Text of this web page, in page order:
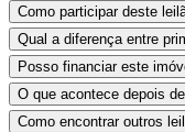
Como participar deste
Qual a diferença entre
Posso financiar este
O que acontece depois
Como encontrar outros